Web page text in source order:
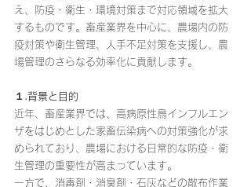
え、防疫・衛生・環境対策まで対応領域を拡大
するものです。畜産業界を中心に、農場内の防
疫対策や衛生管理、人手不足対策を支援し、農
場管理のさらなる効率化に貢献します。
１.背景と目的
近年、畜産業界では、高病原性鳥インフルエン
ザをはじめとした家畜伝染病への対策強化が求
められており、農場における日常的な防疫・衛
生管理の重要性が高まっています。
一方で、消毒剤・消臭剤・石灰などの散布作業